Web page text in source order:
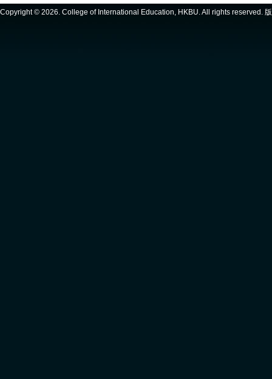
Copyright © 2026. College of International Education, HKBU. All rights reserved.